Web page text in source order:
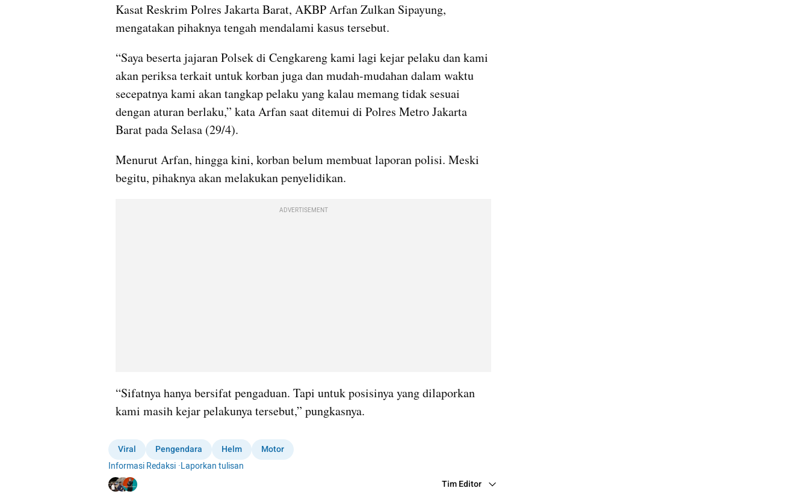
Kasat Reskrim Polres Jakarta Barat, AKBP Arfan Zulkan Sipayung,
mengatakan pihaknya tengah mendalami kasus tersebut.
“Saya beserta jajaran Polsek di Cengkareng kami lagi kejar pelaku dan kami
akan periksa terkait untuk korban juga dan mudah-mudahan dalam waktu
secepatnya kami akan tangkap pelaku yang kalau memang tidak sesuai
dengan aturan berlaku,” kata Arfan saat ditemui di Polres Metro Jakarta
Barat pada Selasa (29/4).
Menurut Arfan, hingga kini, korban belum membuat laporan polisi. Meski
begitu, pihaknya akan melakukan penyelidikan.
ADVERTISEMENT
“Sifatnya hanya bersifat pengaduan. Tapi untuk posisinya yang dilaporkan
kami masih kejar pelakunya tersebut,” pungkasnya.
Viral Pengendara Helm
Motor
Informasi Redaksi ·Laporkan tulisan
Tim Editor